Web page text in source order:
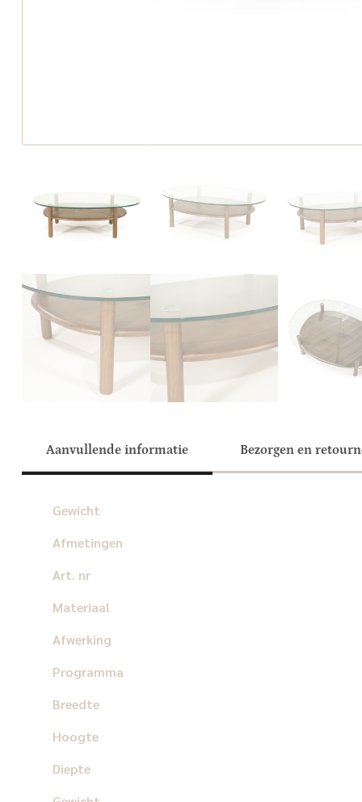
Aanvullende informatie Bezorgen en
Gewicht
Afmetingen
Art. nr
Materiaal
Afwerking
Programma
Breedte
Hoogte
Diepte